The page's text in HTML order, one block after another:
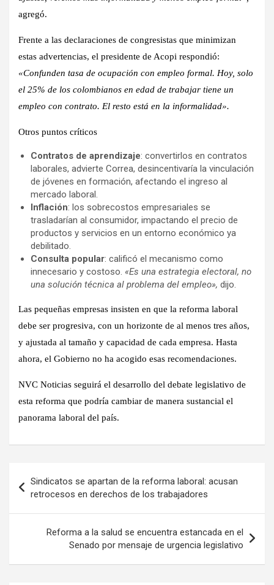
agregó.
Frente a las declaraciones de congresistas que minimizan
estas advertencias, el presidente de Acopi respondió:
«Confunden tasa de ocupación con empleo formal. Hoy, solo
el 25% de los colombianos en edad de trabajar tiene un
empleo con contrato. El resto está en la informalidad».
Otros puntos críticos
Contratos de aprendizaje: convertirlos en contratos
laborales, advierte Correa, desincentivaría la vinculación
de jóvenes en formación, afectando el ingreso al
mercado laboral.
Inflación: los sobrecostos empresariales se
trasladarían al consumidor, impactando el precio de
productos y servicios en un entorno económico ya
debilitado.
Consulta popular: calificó el mecanismo como
innecesario y costoso. «Es una estrategia electoral, no
una solución técnica al problema del empleo», dijo.
Las pequeñas empresas insisten en que la reforma laboral
debe ser progresiva, con un horizonte de al menos tres años,
y ajustada al tamaño y capacidad de cada empresa. Hasta
ahora, el Gobierno no ha acogido esas recomendaciones.
NVC Noticias seguirá el desarrollo del debate legislativo de
esta reforma que podría cambiar de manera sustancial el
panorama laboral del país.
de
entradas
Sindicatos se apartan de la reforma laboral: acusan
retrocesos en derechos de los trabajadores
Reforma a la salud se encuentra estancada en el
Senado por mensaje de urgencia legislativo